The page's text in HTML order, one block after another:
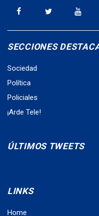
SECCIONES
Sociedad
Política
Policiales
¡Arde Tele!
ÚLTIMOS TWEETS
LINKS
Home